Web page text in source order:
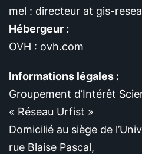
mel : directeur at gis-
Hébergeur :
OVH : ovh.com
Informations légales :
Groupement d’Intérêt
« Réseau Urfist »
Domicilié au siège de
rue Blaise Pascal,